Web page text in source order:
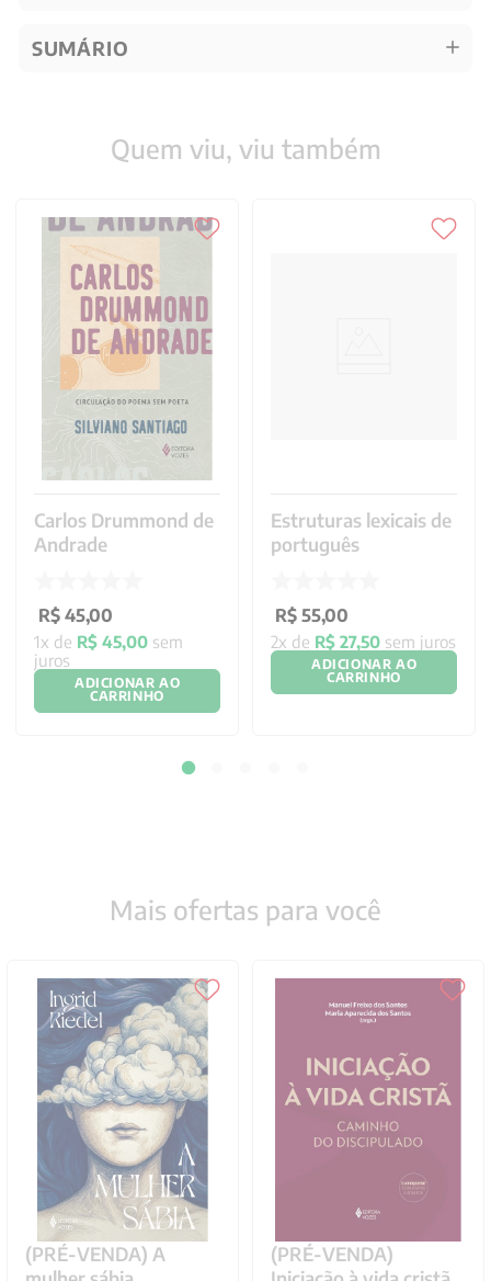
SUMÁRIO
Quem viu, viu também
Carlos Drummond de
Andrade
R$ 45,00
1x de R$ 45,00 sem
juros
ADICIONAR AO
CARRINHO
Estruturas lexicais de
português
R$ 55,00
2x de R$ 27,50 sem juros
ADICIONAR AO
CARRINHO
Mais ofertas para você
(PRÉ-VENDA) A
(PRÉ-VENDA)